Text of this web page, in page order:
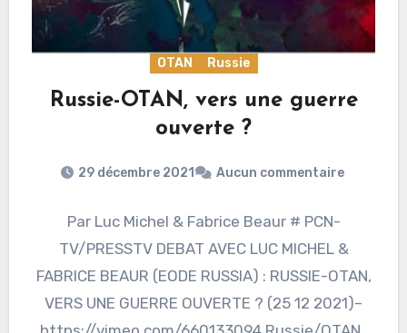
OTAN Russie
Russie-OTAN, vers une guerre
ouverte ?
29 décembre 2021 Aucun commentaire
Par Luc Michel & Fabrice Beaur # PCN-
TV/PRESSTV DEBAT AVEC LUC MICHEL &
FABRICE BEAUR (EODE RUSSIA) : RUSSIE-OTAN,
VERS UNE GUERRE OUVERTE ? (25 12 2021)–